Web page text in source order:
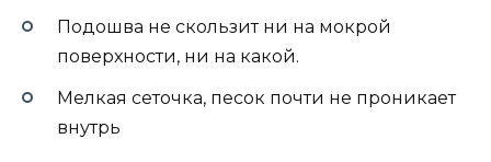
Подошва не скользит ни на мокрой
поверхности, ни на какой.
Мелкая сеточка, песок почти не проникает
внутрь